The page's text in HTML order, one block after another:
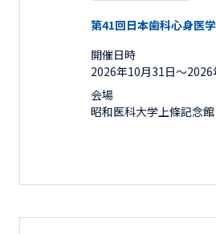
第41回日本歯科心身医
開催日時
2026年10月31日〜2026
会場
昭和医科大学上條記念館